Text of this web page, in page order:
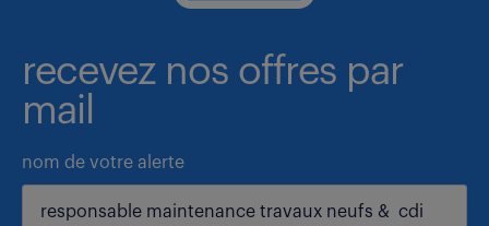
recevez nos offres par
mail
nom de votre alerte